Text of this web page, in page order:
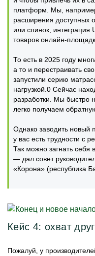
платформ. Мы,
расширения доступных
или спинок,
товаров онлайн-
То есть в 2025 году
а то и перестраивать
запустили серию
нагрузкой.0 Сейчас
разработки. Мы быстро
легко получаем
Однако заводить новый
у вас есть трудности с
Так можно загнать
— дал совет
«Корона» (республика
Кейс 4: охват
Пожалуй, у